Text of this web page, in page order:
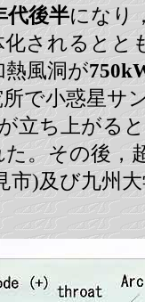
代後半になり
されるとと
熱風洞が
で小惑星サ
立ち上がる
。その後，
市)及び九州